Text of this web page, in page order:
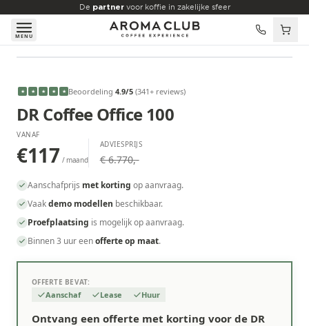
Skip to main content
De partnervoor koffie in zakelijke sfeer
MENU
€117 /maand
★ ★ ★ ★ ★ Beoordeling 4.9/5 (341+ reviews)
DR Coffee Office 100
VANAF
€117 / maand
ADVIESPRIJS
€ 6.770,-
Aanschafprijs met korting op aanvraag.
Vaakdemo modellen beschikbaar.
Proefplaatsing is mogelijk op aanvraag.
Binnen 3 uur eenofferte op maat.
OFFERTE BEVAT:
Aanschaf Lease Huur
Ontvang een offerte met korting voor de DR